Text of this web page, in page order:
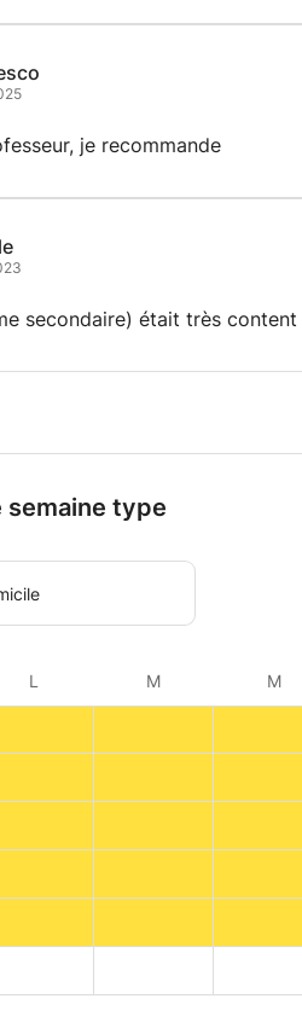
Excellent professeur, je recommande
secondaire) était très
semaine type
L M M